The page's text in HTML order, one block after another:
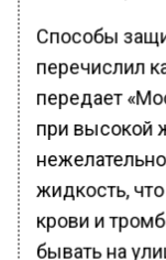
Способы
перечислил
передает
при высокой
жидкость,
крови и
бывать на